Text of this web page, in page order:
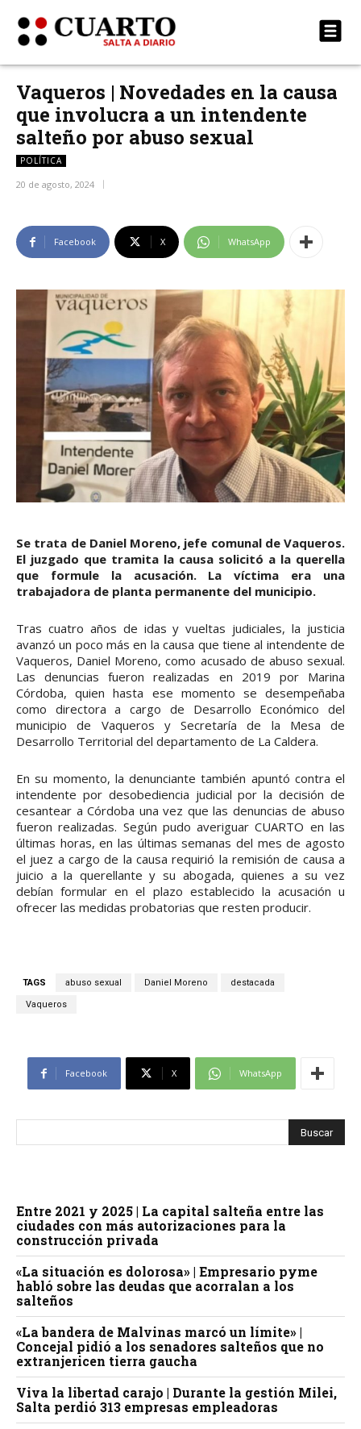
Vaqueros | Novedades en la causa
que involucra a un intendente
salteño por abuso sexual
POLÍTICA
20 de agosto, 2024
Facebook X WhatsApp
Se trata de Daniel Moreno, jefe comunal de Vaqueros.
El juzgado que tramita la causa solicitó a la querella
que formule la acusación. La víctima era una
trabajadora de planta permanente del municipio.
Tras cuatro años de idas y vueltas judiciales, la justicia
avanzó un poco más en la causa que tiene al intendente de
Vaqueros, Daniel Moreno, como acusado de abuso sexual.
Las denuncias fueron realizadas en 2019 por Marina
Córdoba, quien hasta ese momento se desempeñaba
como directora a cargo de Desarrollo Económico del
municipio de Vaqueros y Secretaría de la Mesa de
Desarrollo Territorial del departamento de La Caldera.
En su momento, la denunciante también apuntó contra el
intendente por desobediencia judicial por la decisión de
cesantear a Córdoba una vez que las denuncias de abuso
fueron realizadas. Según pudo averiguar CUARTO en las
últimas horas, en las últimas semanas del mes de agosto
el juez a cargo de la causa requirió la remisión de causa a
juicio a la querellante y su abogada, quienes a su vez
debían formular en el plazo establecido la acusación u
ofrecer las medidas probatorias que resten producir.
TAGS abuso sexual Daniel Moreno destacada
Vaqueros
Facebook X WhatsApp
Entre 2021 y 2025 | La capital salteña entre las
ciudades con más autorizaciones para la
construcción privada
«La situación es dolorosa» | Empresario pyme
habló sobre las deudas que acorralan a los
salteños
«La bandera de Malvinas marcó un límite» |
Concejal pidió a los senadores salteños que no
extranjericen tierra gaucha
Viva la libertad carajo | Durante la gestión Milei,
Salta perdió 313 empresas empleadoras